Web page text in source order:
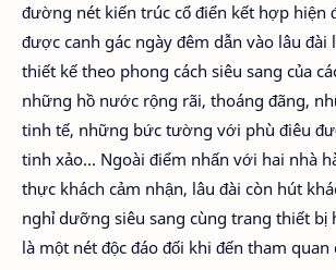
đường nét kiến trúc cổ điển kết hợp hiện
được canh gác ngày đêm dẫn vào lâu đài
thiết kế theo phong cách siêu sang của
những hồ nước rộng rãi, thoáng đãng,
tinh tế, những bức tường với phù điêu
tinh xảo… Ngoài điểm nhấn với hai nhà
thực khách cảm nhận, lâu đài còn hút
nghỉ dưỡng siêu sang cùng trang thiết bị
là một nét độc đáo đối khi đến tham quan